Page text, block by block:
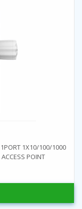
1PORT 1X10/100/1000
POINT